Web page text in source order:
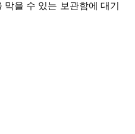
을 수 있는 보관함에 대기